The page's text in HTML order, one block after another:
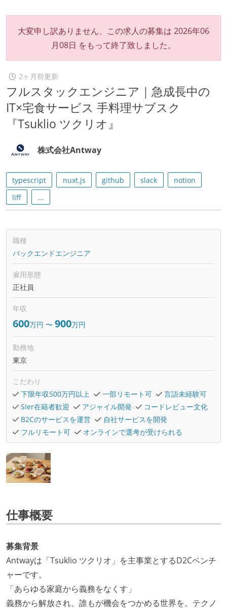
大変申し訳ありません、この求人の募集は 2026年06
月08日 をもって終了致しました。
2ヶ月前更新
フルスタックエンジニア｜急成長中の
IT×宅食サービス 手料理サブスク
『Tsuklio ツクリオ』
株式会社Antway
typescript nuxt.js github slack
notion
liff
...
職種
バックエンドエンジニア
雇用形態
正社員
年収
600万円 〜 900万円
勤務地
東京
こだわり
下限年収500万円以上
一部リモート可
言語未経験可
SIer在籍者歓迎
アジャイル開発
コードレビュー文化
B2Cのサービスを運営
自社サービスを開発
フルリモート可
オンラインで選考が受けられる
仕事概要
募集背景
Antwayは「Tsuklio ツクリオ」を主事業とするD2Cベンチ
ャーです。
「あらゆる家庭から義務をなくす」
義務から解放され、誰もが機会をつかめる世界を。テクノ